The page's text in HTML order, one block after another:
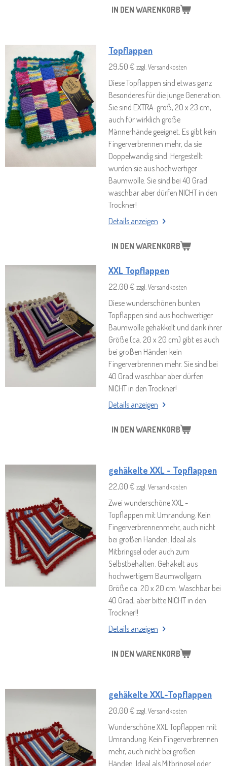
IN DEN WARENKORB
Topflappen
29,50 € zzgl. Versandkosten
Diese Topflappen sind etwas ganz
Besonderes für die junge Generation.
Sie sind EXTRA-groß, 20 x 23 cm,
auch für wirklich große
Männerhände geeignet. Es gibt kein
Fingerverbrennen mehr, da sie
Doppelwandig sind. Hergestellt
wurden sie aus hochwertiger
Baumwolle. Sie sind bei 40 Grad
waschbar aber dürfen NICHT in den
Trockner!
Details anzeigen
IN DEN WARENKORB
XXL Topflappen
22,00 € zzgl. Versandkosten
Diese wunderschönen bunten
Topflappen sind aus hochwertiger
Baumwolle gehäkkelt und dank ihrer
Größe (ca. 20 x 20 cm) gibt es auch
bei großen Händen kein
Fingerverbrennen mehr. Sie sind bei
40 Grad waschbar aber dürfen
NICHT in den Trockner!
Details anzeigen
IN DEN WARENKORB
gehäkelte XXL - Topflappen
22,00 € zzgl. Versandkosten
Zwei wunderschöne XXL -
Topflappen mit Umrandung. Kein
Fingerverbrennenmehr, auch nicht
bei großen Händen. Ideal als
Mitbringsel oder auch zum
Selbstbehalten. Gehäkelt aus
hochwertigem Baumwollgarn.
Größe ca. 20 x 20 cm. Waschbar bei
40 Grad, aber bitte NICHT in den
Trockner!!
Details anzeigen
IN DEN WARENKORB
gehäkelte XXL-Topflappen
20,00 € zzgl. Versandkosten
Wunderschöne XXL Topflappen mit
Umrandung. Kein Fingerverbrennen
mehr, auch nicht bei großen
Händen. Ideal als Mitbringsel oder